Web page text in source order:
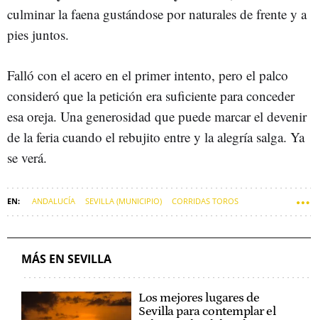
culminar la faena gustándose por naturales de frente y a
pies juntos.
Falló con el acero en el primer intento, pero el palco
consideró que la petición era suficiente para conceder
esa oreja. Una generosidad que puede marcar el devenir
de la feria cuando el rebujito entre y la alegría salga. Ya
se verá.
ANDALUCÍA SEVILLA (MUNICIPIO) CORRIDAS TOROS
MÁS EN SEVILLA
Los mejores lugares de
Sevilla para contemplar el